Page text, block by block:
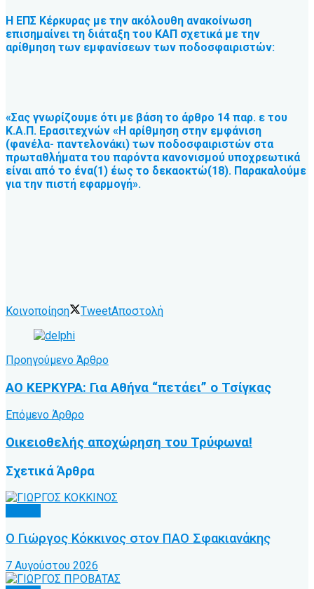
Η ΕΠΣ Κέρκυρας με την ακόλουθη ανακοίνωση
επισημαίνει τη διάταξη του ΚΑΠ σχετικά με την
αρίθμηση των εμφανίσεων των ποδοσφαιριστών:
«Σας γνωρίζουμε ότι με βάση το άρθρο 14 παρ. ε του
Κ.Α.Π. Ερασιτεχνών «Η αρίθμηση στην εμφάνιση
(φανέλα- παντελονάκι) των ποδοσφαιριστών στα
πρωταθλήματα του παρόντα κανονισμού υποχρεωτικά
είναι από το ένα(1) έως το δεκαοκτώ(18). Παρακαλούμε
για την πιστή εφαρμογή».
Κοινοποίηση TweetΑποστολή
Προηγούμενο Άρθρο
ΑΟ ΚΕΡΚΥΡΑ: Για Αθήνα “πετάει” ο Τσίγκας
Επόμενο Άρθρο
Οικειοθελής αποχώρηση του Τρύφωνα!
ΣχετικάΆρθρα
Ο Γιώργος Κόκκινος στον ΠΑΟ Σφακιανάκης
7 Αυγούστου 2026